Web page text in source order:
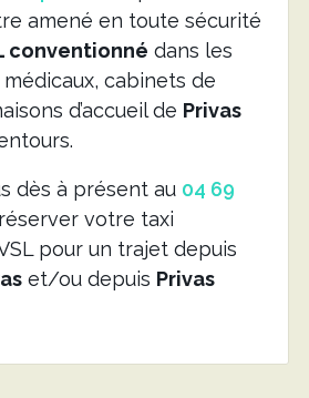
amené en toute sécurité
conventionné dans les
cabinets de
d’accueil de Privas
dès à présent au 04 69
votre taxi
pour un trajet depuis
et/ou depuis Privas